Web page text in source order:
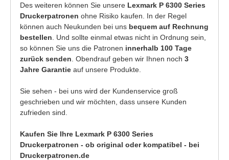
Des weiteren können Sie unsere Lexmark P 6300 Series
Druckerpatronen ohne Risiko kaufen. In der Regel
können auch Neukunden bei uns bequem auf Rechnung
bestellen . Und sollte einmal etwas nicht in Ordnung sein,
so können Sie uns die Patronen innerhalb 100 Tage
zurück senden . Obendrauf geben wir Ihnen noch 3
Jahre Garantie auf unsere Produkte.
Sie sehen - bei uns wird der Kundenservice groß
geschrieben und wir möchten, dass unsere Kunden
zufrieden sind.
Kaufen Sie Ihre Lexmark P 6300 Series
Druckerpatronen - ob original oder kompatibel - bei
Druckerpatronen.de